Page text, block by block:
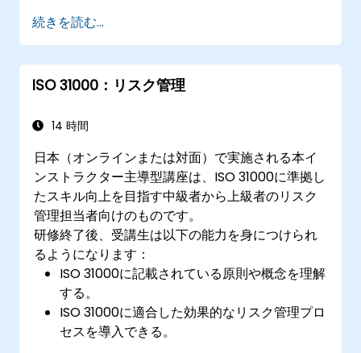
階に統合できる。
境界ケースや予測困難なリスクに対応するた
めの検証手法を実施できる。
安全性維持のために継続的なモニタリングと
新技術やSOTIFプロセスに関連する課題を認
続きを読む...
ISO 31000：リスク管理
14 時間
日本（オンラインまたは対面）で実施される本イ
ンストラクター主導型講座は、ISO 31000に準拠し
たスキル向上を目指す中級者から上級者のリスク
管理担当者向けのものです。
研修終了後、受講生は以下の能力を身につけられ
るようになります：
ISO 31000に記載されている原則や概念を理解
する。
ISO 31000に適合した効果的なリスク管理プロ
セスを導入できる。